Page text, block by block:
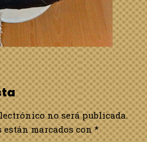
no será publicada.
están marcados con*